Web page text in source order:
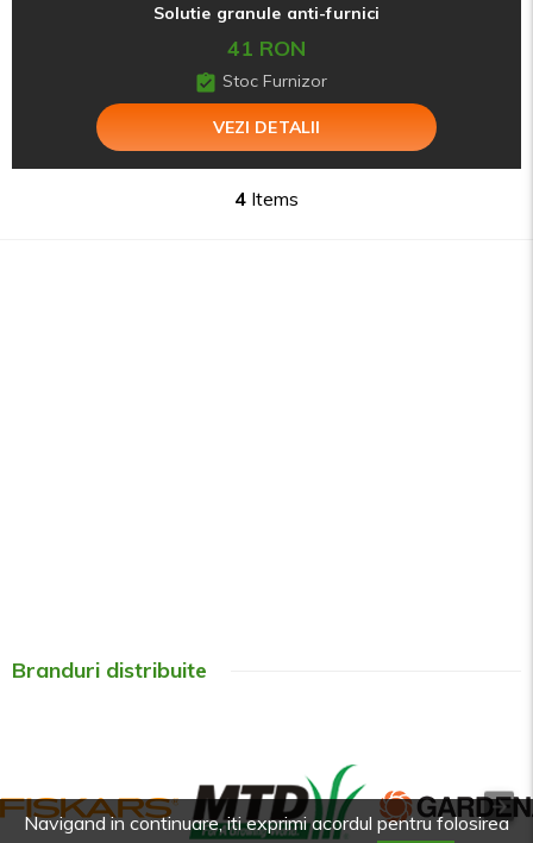
Solutie granule anti-furnici
41 RON
Stoc Furnizor
VEZI DETALII
4 Items
Branduri distribuite
Navigand in continuare, iti exprimi acordul pentru folosirea